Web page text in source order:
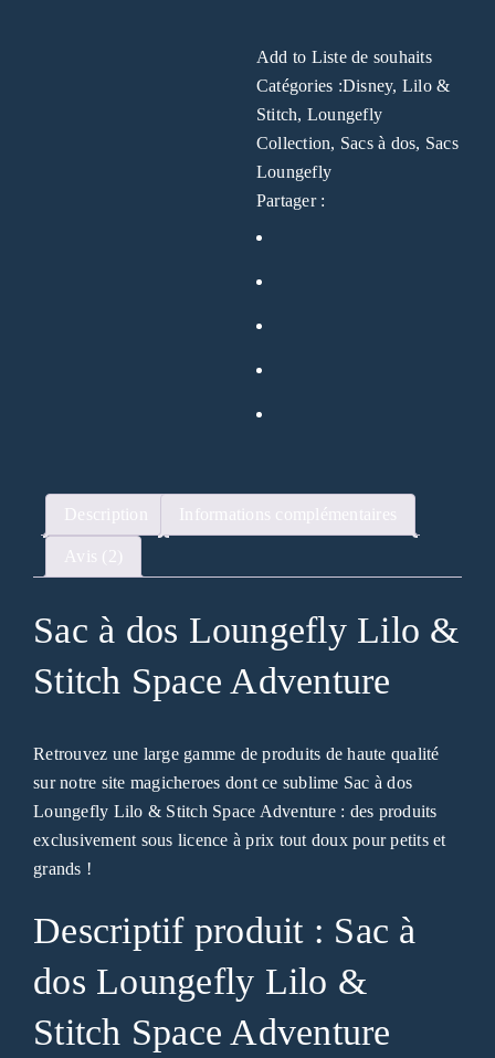
Add to Liste de souhaits
Catégories :Disney, Lilo &
Stitch, Loungefly
Collection, Sacs à dos, Sacs
Loungefly
Partager :
Description Informations complémentaires
Avis (2)
Sac à dos Loungefly Lilo &
Stitch Space Adventure
Retrouvez une large gamme de produits de haute qualité
sur notre site magicheroes dont ce sublime Sac à dos
Loungefly Lilo & Stitch Space Adventure : des produits
exclusivement sous licence à prix tout doux pour petits et
grands !
Descriptif produit : Sac à
dos Loungefly Lilo &
Stitch Space Adventure